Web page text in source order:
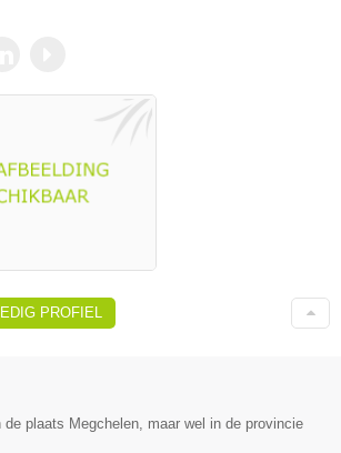
PROFIEL
de plaats Megchelen, maar wel in de provincie